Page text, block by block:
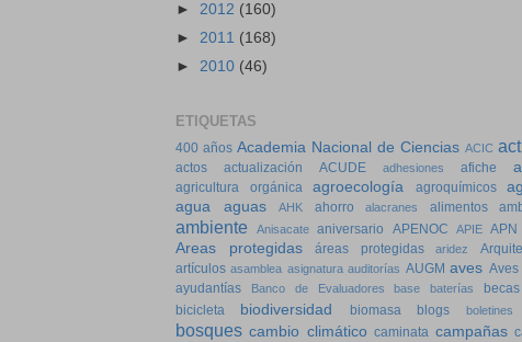
► 2012 (160)
► 2011 (168)
► 2010 (46)
ETIQUETAS
400 años Academia Nacional de Ciencias ACIC
actos actualización ACUDE adhesiones afiche
agricultura orgánica agroecología agroquímicos
agua
aguas AHK ahorro alacranes alimentos
ambiente Anisacate aniversario APENOC APIE APN
Areas protegidas
áreas protegidas aridez
artículos asamblea asignatura auditorías AUGM aves Aves
ayudantías
Banco de Evaluadores base baterías becas
bicicleta biodiversidad biomasa blogs boletines
bosques cambio climático caminata campañas